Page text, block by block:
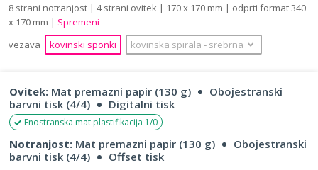
8 strani notranjost | 4 strani ovitek | 170 x 170 mm | odprti format 340
x 170 mm | Spremeni
vezava
kovinski sponki kovinska spirala ‐ srebrna
Ovitek: Mat premazni papir (130 g)
Obojestranski
barvni tisk (4/4)
Digitalni tisk
Enostranska mat plastifikacija 1/0
Notranjost: Mat premazni papir (130 g)
Obojestranski
barvni tisk (4/4)
Offset tisk